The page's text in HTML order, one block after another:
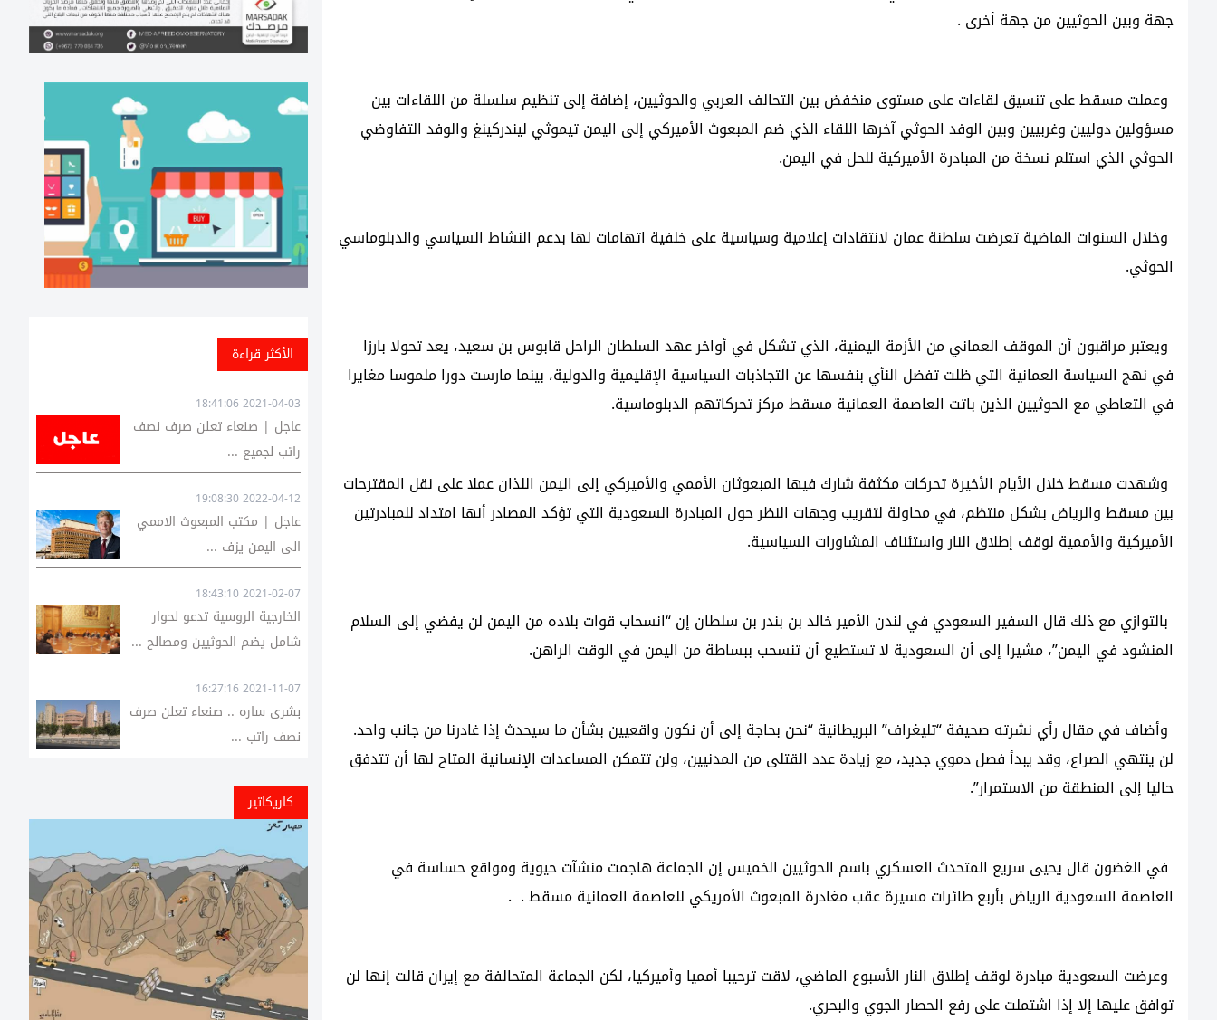
جهة وبين الحوثيين من جهة أخرى .
وعملت مسقط على تنسيق لقاءات على مستوى منخفض بين التحالف العربي والحوثيين، إضافة إلى تنظيم سلسلة من اللقاءات بين
مسؤولين دوليين وغربيين وبين الوفد الحوثي آخرها اللقاء الذي ضم المبعوث الأميركي إلى اليمن تيموثي ليندركينغ والوفد التفاوضي
الحوثي الذي استلم نسخة من المبادرة الأميركية للحل في اليمن.
وخلال السنوات الماضية تعرضت سلطنة عمان لانتقادات إعلامية وسياسية على خلفية اتهامات لها بدعم النشاط السياسي والدبلوماسي
الحوثي.
ويعتبر مراقبون أن الموقف العماني من الأزمة اليمنية، الذي تشكل في أواخر عهد السلطان الراحل قابوس بن سعيد، يعد تحولا بارزا
في نهج السياسة العمانية التي ظلت تفضل النأي بنفسها عن التجاذبات السياسية الإقليمية والدولية، بينما مارست دورا ملموسا مغايرا
في التعاطي مع الحوثيين الذين باتت العاصمة العمانية مسقط مركز تحركاتهم الدبلوماسية.
وشهدت مسقط خلال الأيام الأخيرة تحركات مكثفة شارك فيها المبعوثان الأممي والأميركي إلى اليمن اللذان عملا على نقل المقترحات
بين مسقط والرياض بشكل منتظم، في محاولة لتقريب وجهات النظر حول المبادرة السعودية التي تؤكد المصادر أنها امتداد للمبادرتين
الأميركية والأممية لوقف إطلاق النار واستئناف المشاورات السياسية.
بالتوازي مع ذلك قال السفير السعودي في لندن الأمير خالد بن بندر بن سلطان إن “انسحاب قوات بلاده من اليمن لن يفضي إلى السلام
المنشود في اليمن”، مشيرا إلى أن السعودية لا تستطيع أن تنسحب ببساطة من اليمن في الوقت الراهن.
وأضاف في مقال رأي نشرته صحيفة “تليغراف” البريطانية “نحن بحاجة إلى أن نكون واقعيين بشأن ما سيحدث إذا غادرنا من جانب واحد.
لن ينتهي الصراع، وقد يبدأ فصل دموي جديد، مع زيادة عدد القتلى من المدنيين، ولن تتمكن المساعدات الإنسانية المتاح لها أن تتدفق
حاليا إلى المنطقة من الاستمرار”.
في الغضون قال يحيى سريع المتحدث العسكري باسم الحوثيين الخميس إن الجماعة هاجمت منشآت حيوية ومواقع حساسة في
العاصمة السعودية الرياض بأربع طائرات مسيرة عقب مغادرة المبعوث الأمريكي للعاصمة العمانية مسقط . .
وعرضت السعودية مبادرة لوقف إطلاق النار الأسبوع الماضي، لاقت ترحيبا أمميا وأميركيا، لكن الجماعة المتحالفة مع إيران قالت إنها لن
توافق عليها إلا إذا اشتملت على رفع الحصار الجوي والبحري.
الأكثر قراءة
2021-04-03 18:41:06
عاجل | صنعاء تعلن صرف نصف
راتب لجميع ...
2022-04-12 19:08:30
عاجل | مكتب المبعوث الاممي
الى اليمن يزف ...
2021-02-07 18:43:10
الخارجية الروسية تدعو لحوار
شامل يضم الحوثيين ومصالح ...
2021-11-07 16:27:16
بشرى ساره .. صنعاء تعلن صرف
نصف راتب ...
كاريكاتير